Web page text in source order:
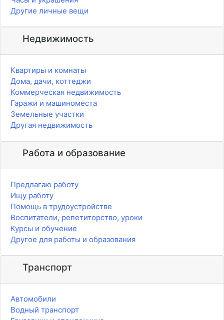
Другие личные вещи
Недвижимость
Квартиры и комнаты
Дома, дачи, коттеджи
Коммерческая недвижимость
Гаражи и машиноместа
Земельные участки
Другая недвижимость
Работа и образование
Предлагаю работу
Ищу работу
Помощь в трудоустройстве
Воспитатели, репетиторство, уроки
Курсы и обучение
Другое для работы и образования
Транспорт
Автомобили
Водный транспорт